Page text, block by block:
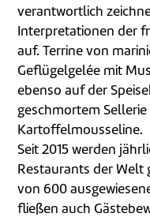
verantwortlich
Interpretationen der
auf. Terrine von
Geflügelgelée mit
ebenso auf der
geschmortem
Kartoffelmousseline.
Seit 2015 werden
Restaurants der
von 600
fließen auch